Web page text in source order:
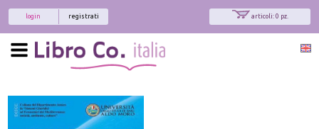
articoli: 0 pz.
registrati
login